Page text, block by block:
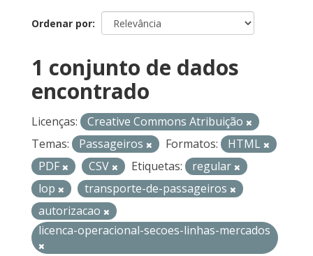
Ordenar por
1 conjunto de dados
encontrado
Licenças:
Creative Commons Atribuição
Temas:
Passageiros Formatos:
HTML
PDF
CSV Etiquetas:
regular
lop
transporte-de-passageiros
autorizacao
licenca-operacional-secoes-linhas-mercados